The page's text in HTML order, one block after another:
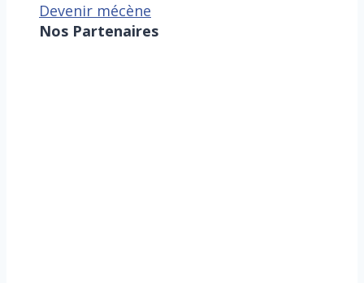
Devenir mécène
Nos Partenaires